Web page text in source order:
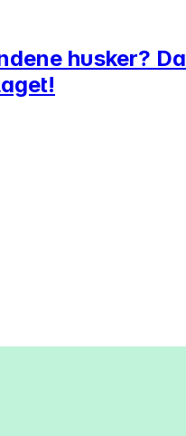
husker? Da